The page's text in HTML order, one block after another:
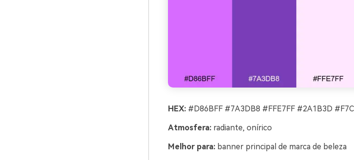
HEX:#D86BFF #7A3DB8 #FFE7FF #2A1B3D
Atmosfera:radiante, onírico
Melhor para:banner principal de marca de beleza